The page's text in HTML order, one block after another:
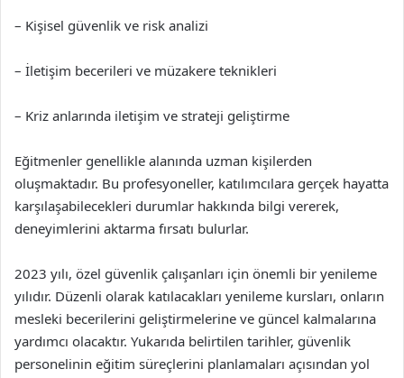
– Kişisel güvenlik ve risk analizi
– İletişim becerileri ve müzakere teknikleri
– Kriz anlarında iletişim ve strateji geliştirme
Eğitmenler genellikle alanında uzman kişilerden
oluşmaktadır. Bu profesyoneller, katılımcılara gerçek hayatta
karşılaşabilecekleri durumlar hakkında bilgi vererek,
deneyimlerini aktarma fırsatı bulurlar.
2023 yılı, özel güvenlik çalışanları için önemli bir yenileme
yılıdır. Düzenli olarak katılacakları yenileme kursları, onların
mesleki becerilerini geliştirmelerine ve güncel kalmalarına
yardımcı olacaktır. Yukarıda belirtilen tarihler, güvenlik
personelinin eğitim süreçlerini planlamaları açısından yol